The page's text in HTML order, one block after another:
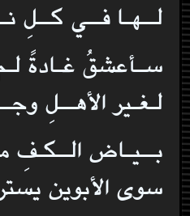
لــهـا فــي كــلِ
سـأعشقُ غـادةً
لـغـير الأهــلِ
بــيـاض الــكـفِ
سوى الأبوين